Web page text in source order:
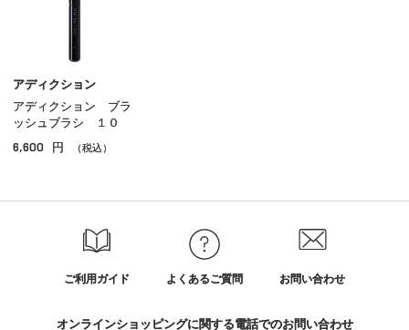
グロス
チーク
シェーディング・ハイライト
アディクション
アディクション ブラ
ッシュブラシ １０
6,600 円 （税込）
ご利用ガイド よくあるご質問 お問い合わせ
オンラインショッピングに関する電話でのお問い合わせ